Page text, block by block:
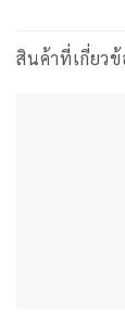
สินค้าที่เกี่ยวข้